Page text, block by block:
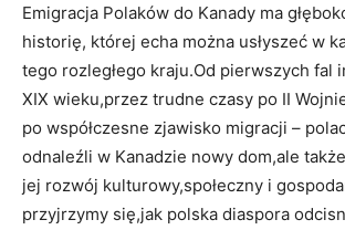
Emigracja Polaków do Kanady ma
historię, której echa można usłyszeć w
tego rozległego kraju.Od pierwszych fal
XIX wieku,przez trudne czasy po II
po współczesne zjawisko migracji –
odnaleźli w Kanadzie nowy dom,ale
jej rozwój kulturowy,społeczny i
przyjrzymy się,jak polska diaspora